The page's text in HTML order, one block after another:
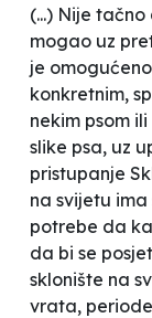
(...) Nije
mogao uz
je
konkretnim,
nekim psom
slike psa, uz
pristupanje
na svijetu
potrebe da
da bi se
sklonište na
vrata,